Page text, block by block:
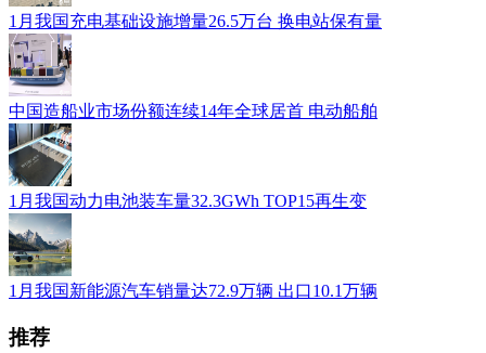
1月我国充电基础设施增量26.5万台 换电站保有量
中国造船业市场份额连续14年全球居首 电动船舶
1月我国动力电池装车量32.3GWh TOP15再生变
1月我国新能源汽车销量达72.9万辆 出口10.1万辆
推荐